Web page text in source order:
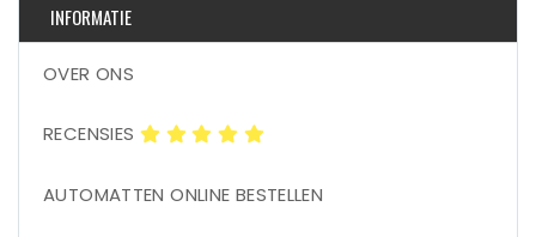
INFORMATIE
OVER ONS
RECENSIES
AUTOMATTEN ONLINE BESTELLEN